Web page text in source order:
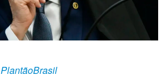
PlantãoBrasil